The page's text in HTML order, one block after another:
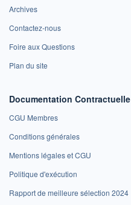
Archives
Contactez-nous
Foire aux Questions
Plan du site
Documentation Contractuelle
CGU Membres
Conditions générales
Mentions légales et CGU
Politique d'exécution
Rapport de meilleure sélection 2024